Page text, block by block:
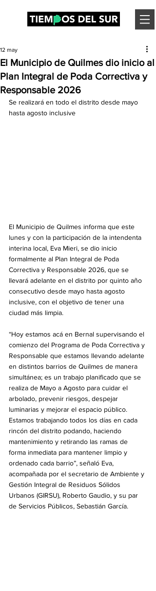
El Municipio de Quilmes dio inicio al
Plan Integral de Poda Correctiva y
Responsable 2026
12 may
Se realizará en todo el distrito desde mayo
hasta agosto inclusive
El Municipio de Quilmes informa que este
lunes y con la participación de la intendenta
interina local, Eva Mieri, se dio inicio
formalmente al Plan Integral de Poda
Correctiva y Responsable 2026, que se
llevará adelante en el distrito por quinto año
consecutivo desde mayo hasta agosto
inclusive, con el objetivo de tener una
ciudad más limpia.
“Hoy estamos acá en Bernal supervisando el
comienzo del Programa de Poda Correctiva y
Responsable que estamos llevando adelante
en distintos barrios de Quilmes de manera
simultánea; es un trabajo planificado que se
realiza de Mayo a Agosto para cuidar el
arbolado, prevenir riesgos, despejar
luminarias y mejorar el espacio público.
Estamos trabajando todos los días en cada
rincón del distrito podando, haciendo
mantenimiento y retirando las ramas de
forma inmediata para mantener limpio y
ordenado cada barrio”, señaló Eva,
acompañada por el secretario de Ambiente y
Gestión Integral de Residuos Sólidos
Urbanos (GIRSU), Roberto Gaudio, y su par
de Servicios Públicos, Sebastián García.